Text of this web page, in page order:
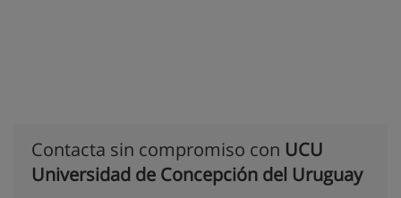
Contacta sin compromiso con UCU
Universidad de Concepción del Uruguay